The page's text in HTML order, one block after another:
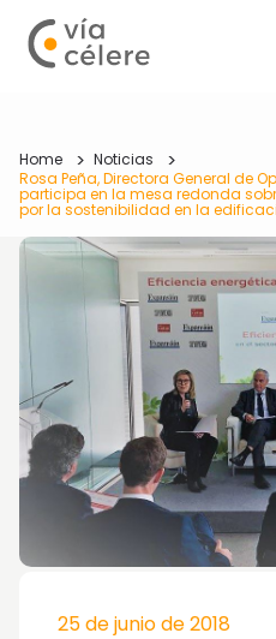
Home
Noticias
Rosa Peña, Directora General de
participa en la mesa redonda
por la sostenibilidad en la
25 de junio de 2018